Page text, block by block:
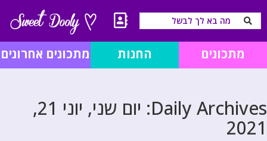
מתכונים החנות מתכונים אחרונים
Daily Archives:
יום שני, יוני 21,
2021